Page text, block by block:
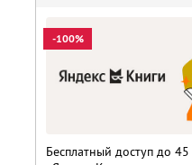
-100%
Бесплатный доступ до